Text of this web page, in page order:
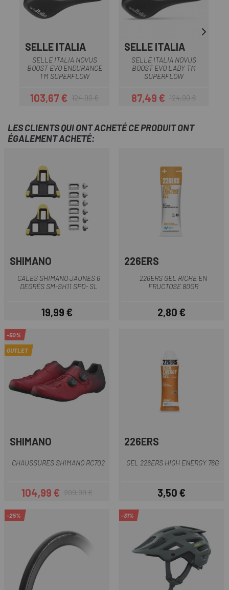
SELLE ITALIA
SELLE ITALIA NOVUS
BOOST EVO ENDURANCE
TM SUPERFLOW
Prix
103,67 €Prix habituel
124,90 €
SELLE ITALIA
SELLE ITALIA NOVUS
BOOST EVO LADY TM
SUPERFLOW
Prix
87,49 €Prix habituel
124,90 €
LES CLIENTS QUI ONT ACHETÉ CE PRODUIT ONT
ÉGALEMENT ACHETÉ:
SHIMANO
CALES SHIMANO JAUNES 6
DEGRÉS SM-SH11 SPD- SL
Prix
19,99 €
226ERS
226ERS GEL RICHE EN
FRUCTOSE 80GR
Prix
2,80 €
-50%
OUTLET
SHIMANO
CHAUSSURES SHIMANO RC702
Prix
104,99 €Prix habituel
209,99 €
226ERS
GEL 226ERS HIGH ENERGY 76G
Prix
3,50 €
-25% -31%